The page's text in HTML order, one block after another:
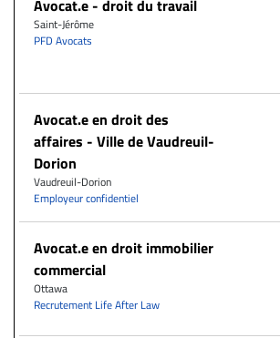
Avocat.e - droit du travail
Saint-Jérôme
PFD Avocats
Avocat.e en droit des
affaires - Ville de Vaudreuil-
Dorion
Vaudreuil-Dorion
Employeur confidentiel
Avocat.e en droit immobilier
commercial
Ottawa
Recrutement Life After Law